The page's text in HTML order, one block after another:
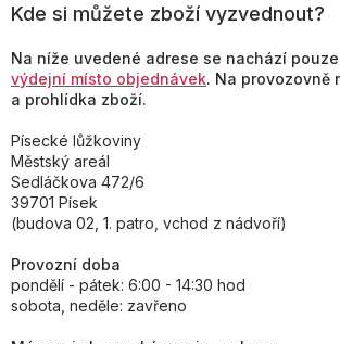
Kde si můžete zboží vyzvednout?
Na níže uvedené adrese se nachází pouze
výdejní místo objednávek. Na provozovně
a prohlídka zboží.
Písecké lůžkoviny
Městský areál
Sedláčkova 472/6
39701 Písek
(budova 02, 1. patro, vchod z nádvoří)
Provozní doba
pondělí - pátek: 6:00 - 14:30 hod
sobota, neděle: zavřeno